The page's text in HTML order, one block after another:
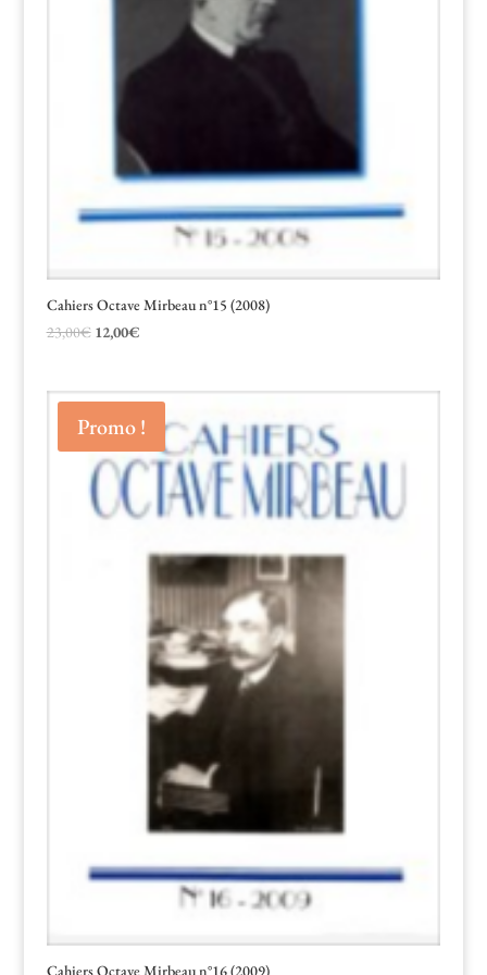
Cahiers Octave Mirbeau n°15 (2008)
23,00€ Le
était :
23,00€.
12,00€Le
est :
12,00€.
Promo !
Cahiers Octave Mirbeau n°16 (2009)